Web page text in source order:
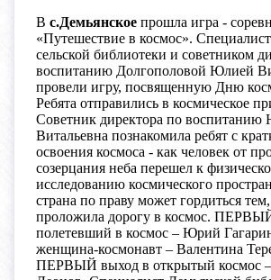
В с.Демьянское прошла игра -
«Путешествие в космос».
сельской библиотеки и советником
воспитанию Долгополовой Юлией
провели игру, посвященную Дню
Ребята отправились в космическое
Советник директора по воспитанию
Витальевна познакомила ребят с
освоения космоса - как человек от
созерцания неба перешел к
исследованию космического
страна по праву может гордиться
проложила дорогу в космос.
полетевший в космос – Юрий
женщина-космонавт – Валентина
ПЕРВЫЙ выход в открытый космос